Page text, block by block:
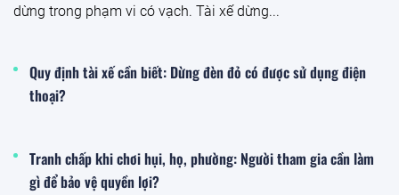
dừng trong phạm vi có vạch. Tài xế dừng...
Quy định tài xế cần biết: Dừng đèn đỏ có được sử dụng điện
thoại?
Tranh chấp khi chơi hụi, họ, phường: Người tham gia cần làm
gì để bảo vệ quyền lợi?